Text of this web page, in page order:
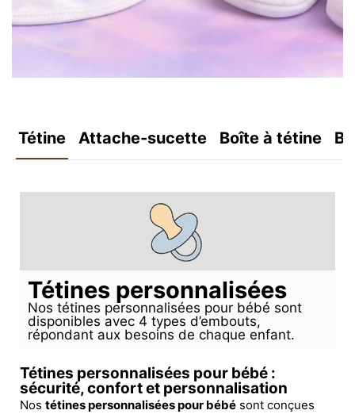
Tétine Attache-sucette Boîte à tétine
Tétines personnalisées
Nos tétines personnalisées pour bébé sont
disponibles avec 4 types d’embouts,
répondant aux besoins de chaque enfant.
Tétines personnalisées pour bébé :
sécurité, confort et personnalisation
Nos tétines personnalisées pour bébé sont conçues